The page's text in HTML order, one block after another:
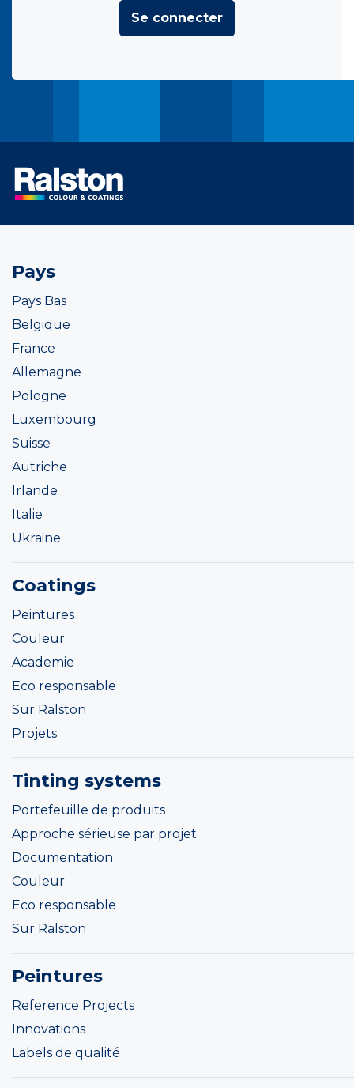
Se connecter
Pays
Pays Bas
Belgique
France
Allemagne
Pologne
Luxembourg
Suisse
Autriche
Irlande
Italie
Ukraine
Coatings
Peintures
Couleur
Academie
Eco responsable
Sur Ralston
Projets
Tinting systems
Portefeuille de produits
Approche sérieuse par projet
Documentation
Couleur
Eco responsable
Sur Ralston
Peintures
Reference Projects
Innovations
Labels de qualité